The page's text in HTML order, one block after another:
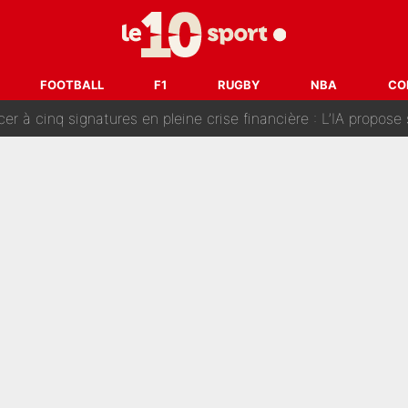
FOOTBALL F1 RUGBY NBA
sur CNews, un ancien journaliste de France Télévisions relance la
Pogacar : Le transfert qui effraie le peloton, «c’est la
signatures en pleine crise financière : L’IA propose sept noms à l’OM